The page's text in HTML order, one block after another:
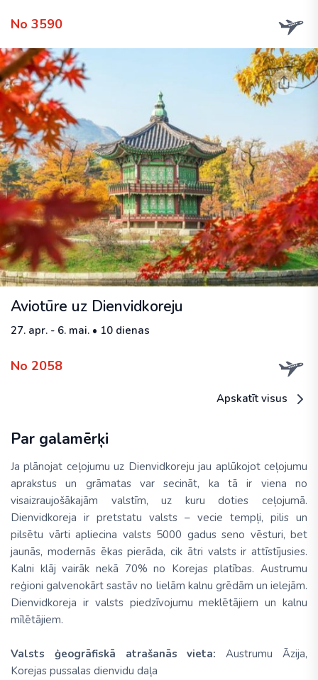
No 3590
Aviotūre uz Dienvidkoreju
27. apr. - 6. mai. • 10 dienas
No 2058
Apskatīt visus
Par galamērķi
Ja plānojat ceļojumu uz Dienvidkoreju jau aplūkojot ceļojumu
aprakstus un grāmatas var secināt, ka tā ir viena no
visaizraujošākajām valstīm, uz kuru doties ceļojumā.
Dienvidkoreja ir pretstatu valsts – vecie tempļi, pilis un
pilsētu vārti apliecina valsts 5000 gadus seno vēsturi, bet
jaunās, modernās ēkas pierāda, cik ātri valsts ir attīstījusies.
Kalni klāj vairāk nekā 70% no Korejas platības. Austrumu
reģioni galvenokārt sastāv no lielām kalnu grēdām un ielejām.
Dienvidkoreja ir valsts piedzīvojumu meklētājiem un kalnu
mīlētājiem.
Valsts ģeogrāfiskā atrašanās vieta:Austrumu Āzija,
Korejas pussalas dienvidu daļa